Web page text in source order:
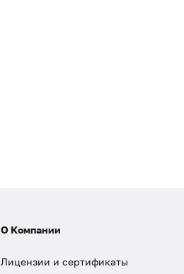
О Компании
Лицензии и сертификаты